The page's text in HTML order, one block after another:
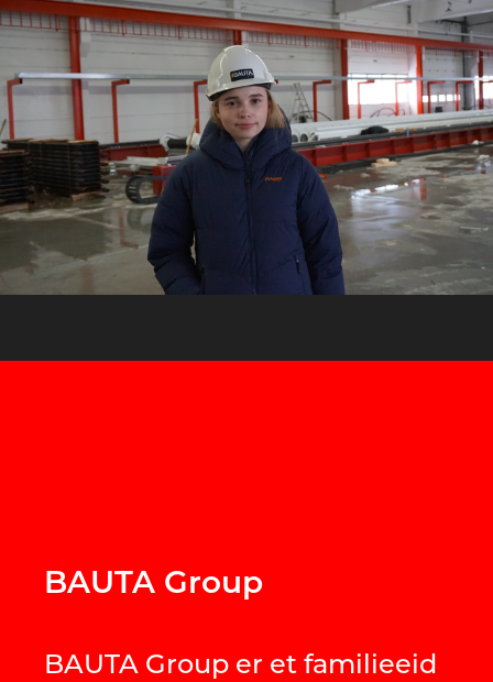
BAUTA Group
BAUTA Group er et familieeid